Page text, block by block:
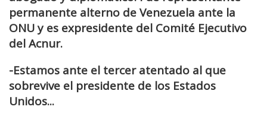
permanente alterno de Venezuela ante la
ONU y es expresidente del Comité Ejecutivo
del Acnur.
-Estamos ante el tercer atentado al que
sobrevive el presidente de los Estados
Unidos...